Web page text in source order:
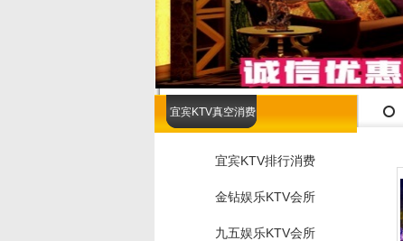
宜宾KTV真空消费
宜宾KTV排行消费
金钻娱乐KTV会所
九五娱乐KTV会所